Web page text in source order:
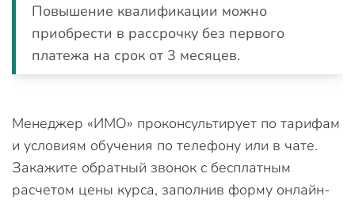
Повышение квалификации можно
приобрести в рассрочку без первого
платежа на срок от 3 месяцев.
Менеджер «ИМО» проконсультирует по тарифам
и условиям обучения по телефону или в чате.
Закажите обратный звонок с бесплатным
расчетом цены курса, заполнив форму онлайн-